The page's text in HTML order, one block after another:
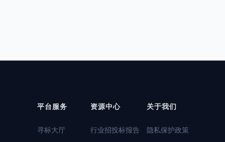
平台服务
寻标大厅
资源中心
行业招投标报告
关于我们
隐私保护政策